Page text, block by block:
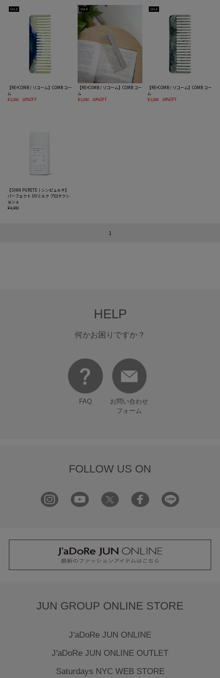
SALE
【RE=COMB / リコーム】COMB コー
ム
¥3,080
30%OFF
SALE
【RE=COMB / リコーム】COMB コー
ム
¥3,080
30%OFF
SALE
【RE=COMB / リコーム】COMB コー
ム
¥3,080
30%OFF
【SINN PURETE｜シンピュルテ】
パーフェクト UVミルク プロテクシ
ョン a
¥4,480
1
HELP
何かお困りですか？
FAQ
お問い合わせ
フォーム
FOLLOW US ON
JUN GROUP ONLINE STORE
J'aDoRe JUN ONLINE
J'aDoRe JUN ONLINE OUTLET
Saturdays NYC WEB STORE